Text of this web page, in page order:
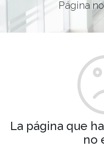
Página
La página que
no